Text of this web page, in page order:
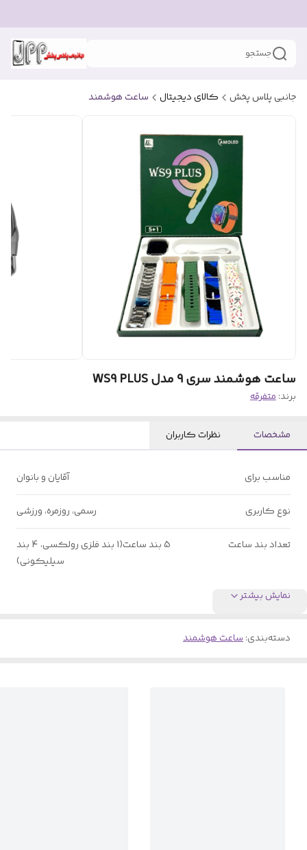
جستجو
جانبی پلاس پخش کالای دیجیتال ساعت هوشمند
ساعت هوشمند سری 9 مدل WS9 PLUS
برند:متفرقه
مشخصات نظرات کاربران
مناسب برای آقایان و بانوان
نوع کاربری رسمی، روزمره، ورزشی
تعداد بند ساعت
5 بند ساعت(1 بند فلزی رولکسی، 4 بند
سیلیکونی)
نمایش بیشتر
دسته‌بندی:ساعت هوشمند